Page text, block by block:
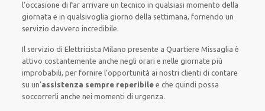
l’occasione di far arrivare untecnico inqualsiasi momento della
giornata e inqualsivoglia giorno della settimana, fornendo un
serviziodavvero incredibile.
Il servizio di Elettricista Milanopresente a Quartiere Missaglia è
attivo costantemente anchenegli orari e nelle giornate più
improbabili, perfornire l’opportunità ai nostri clienti dicontare
su un’assistenza sempre reperibile e chequindi possa
soccorrerli anchenei momenti di urgenza.